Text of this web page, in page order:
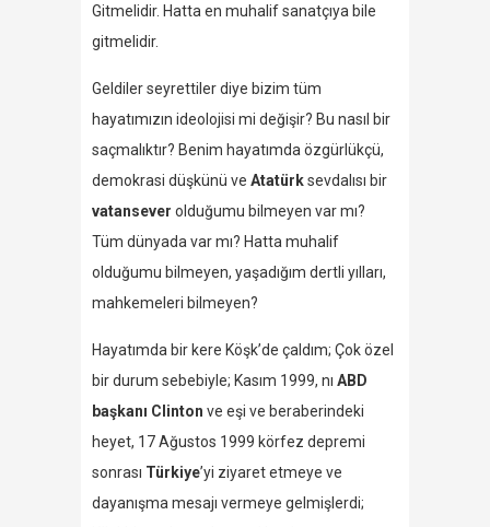
Gitmelidir. Hatta en muhalif sanatçıya bile
gitmelidir.
Geldiler seyrettiler diye bizim tüm
hayatımızın ideolojisi mi değişir? Bu nasıl bir
saçmalıktır? Benim hayatımda özgürlükçü,
demokrasi düşkünü ve Atatürksevdalısı bir
vatansever olduğumu bilmeyen var mı?
Tüm dünyada var mı? Hatta muhalif
olduğumu bilmeyen, yaşadığım dertli yılları,
mahkemeleri bilmeyen?
Hayatımda bir kere Köşk’de çaldım; Çok özel
bir durum sebebiyle; Kasım 1999, nı ABD
başkanı Clinton ve eşi ve beraberindeki
heyet, 17 Ağustos 1999 körfez depremi
sonrası Türkiye’yi ziyaret etmeye ve
dayanışma mesajı vermeye gelmişlerdi;